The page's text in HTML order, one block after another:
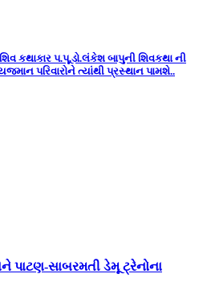
કથાકાર પ.પૂ.ડો.લંકેશ બાપુની શિવકથા ની
પરિવારોને ત્યાંથી પ્રસ્થાન પામશે..
સાબરમતી ડેમૂ ટ્રેનોના